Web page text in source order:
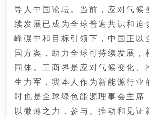
导人中国论坛。当前，应对气候
续发展已成为全球普遍共识和迫
峰碳中和目标引领下，中国正以
国方案，助力全球可持续发展，
同体。工商界是应对气候变化、
生力军，我本人作为新能源行业
时也是全球绿色能源理事会主席
以微薄之力，参与、推动和见证